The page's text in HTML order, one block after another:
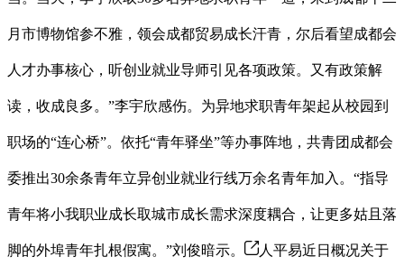
月市博物馆参不雅，领会成都贸易成长汗青，尔后看望成都会
人才办事核心，听创业就业导师引见各项政策。又有政策解
读，收成良多。”李宇欣感伤。为异地求职青年架起从校园到
职场的“连心桥”。依托“青年驿坐”等办事阵地，共青团成都会
委推出30余条青年立异创业就业行线万余名青年加入。“指导
青年将小我职业成长取城市成长需求深度耦合，让更多姑且落
脚的外埠青年扎根假寓。”刘俊暗示。 人平易近日概况关于